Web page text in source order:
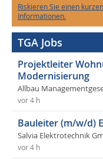
Riskieren Sie einen
Informationen.
TGA Jobs
Projektleiter
Modernisierung
Allbau
vor 4 h
Bauleiter (m/w/d)
Salvia Elektrotechnik
vor 4 h